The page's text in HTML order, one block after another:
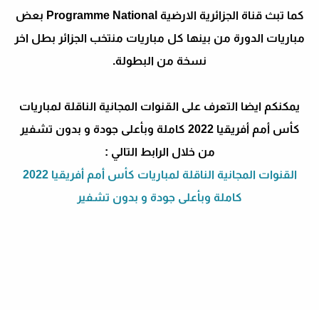
كما تبث قناة الجزائرية الارضية Programme National بعض
مباريات الدورة من بينها كل مباريات منتخب الجزائر بطل اخر
نسخة من البطولة.
يمكنكم ايضا التعرف على القنوات المجانية الناقلة لمباريات
كأس أمم أفريقيا 2022 كاملة وبأعلى جودة و بدون تشفير
من خلال الرابط التالي :
القنوات المجانية الناقلة لمباريات كأس أمم أفريقيا 2022
كاملة وبأعلى جودة و بدون تشفير